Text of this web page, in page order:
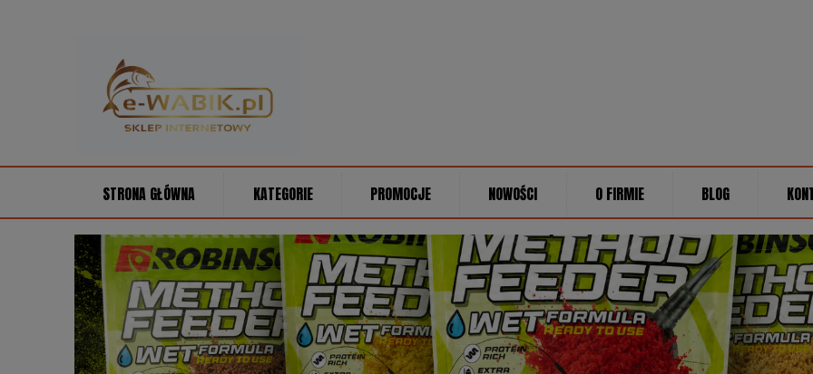
STRONA GŁÓWNA KATEGORIE PROMOCJE NOWOŚCI O FIRMIE BLOG